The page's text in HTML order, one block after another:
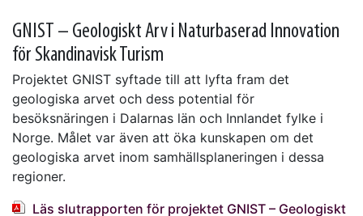
GNIST – Geologiskt Arv i Naturbaserad Innovation
för Skandinavisk Turism
Projektet GNIST syftade till att lyfta fram det
geologiska arvet och dess potential för
besöksnäringen i Dalarnas län och Innlandet fylke i
Norge. Målet var även att öka kunskapen om det
geologiska arvet inom samhällsplaneringen i dessa
regioner.
Läs slutrapporten för projektet GNIST – Geologiskt